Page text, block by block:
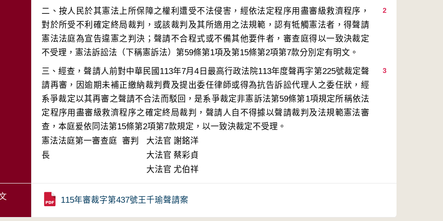
2
二、按人民於其憲法上所保障之權利遭受不法侵害，經依法定程序用盡審級救濟程序，
對於所受不利確定終局裁判，或該裁判及其所適用之法規範，認有牴觸憲法者，得聲請
憲法法庭為宣告違憲之判決；聲請不合程式或不備其他要件者，審查庭得以一致決裁定
3
三、經查，聲請人前對中華民國113年7月4日最高行政法院113年度聲再字第225號裁定聲
請再審，因逾期未補正繳納裁判費及提出委任律師或得為抗告訴訟代理人之委任狀，經
系爭裁定以其再審之聲請不合法而駁回，是系爭裁定非憲訴法第59條第1項規定所稱依法
定程序用盡審級救濟程序之確定終局裁判，聲請人自不得據以聲請裁判及法規範憲法審
查，本庭爰依同法第15條第2項第7款規定，以一致決裁定不受理。
憲法法庭第一審查庭 審判
長
大法官 謝銘洋
大法官 蔡彩貞
大法官 尤伯祥
115年審裁字第437號王千瑜聲請案